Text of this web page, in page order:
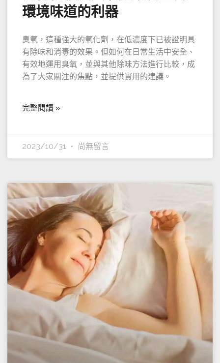
環境味道的利器
臭氧，這種強大的氧化劑，在低濃度下已被證明具
有除味和消毒的效果。但如何在日常生活中安全、
有效地運用臭氧，並與其他除味方法進行比較，成
為了大家關注的焦點，並提供實用的建議。
完整閱讀 »
2023/10/31 尚無留言